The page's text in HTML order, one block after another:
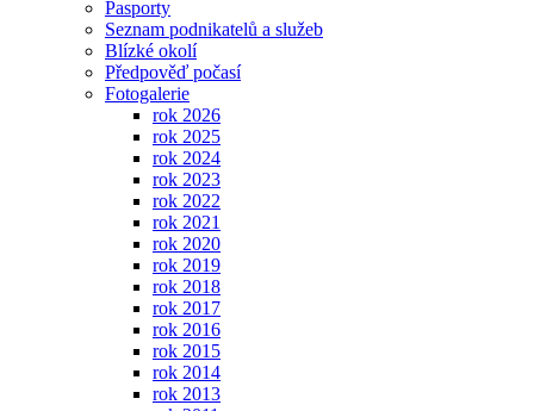
Pasporty
Seznam podnikatelů a služeb
Blízké okolí
Předpověď počasí
Fotogalerie
rok 2026
rok 2025
rok 2024
rok 2023
rok 2022
rok 2021
rok 2020
rok 2019
rok 2018
rok 2017
rok 2016
rok 2015
rok 2014
rok 2013